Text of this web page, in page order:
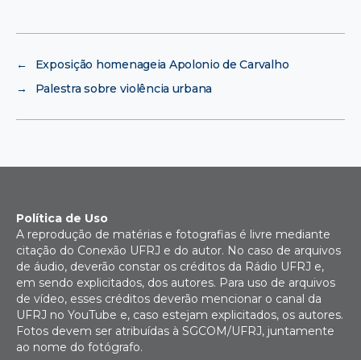
←
Exposição homenageia Apolonio de Carvalho
→
Palestra sobre violência urbana
Política de Uso
A reprodução de matérias e fotografias é livre mediante
citação do Conexão UFRJ e do autor. No caso de arquivos
de áudio, deverão constar os créditos da Rádio UFRJ e,
em sendo explicitados, dos autores. Para uso de arquivos
de vídeo, esses créditos deverão mencionar o canal da
UFRJ no YouTube e, caso estejam explicitados, os autores.
Fotos devem ser atribuídas à SGCOM/UFRJ, juntamente
ao nome do fotógrafo.